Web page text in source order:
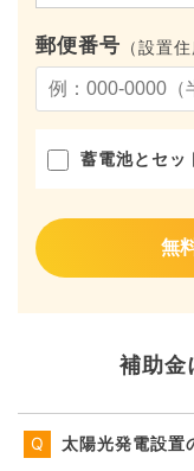
郵便番号 （設置住
蓄電池とセッ
無
補助金
太陽光発電設置